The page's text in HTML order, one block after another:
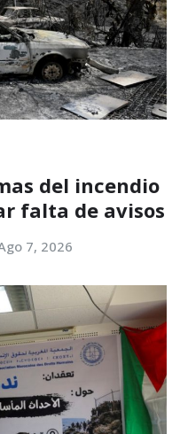
del incendio
falta de avisos
7, 2026